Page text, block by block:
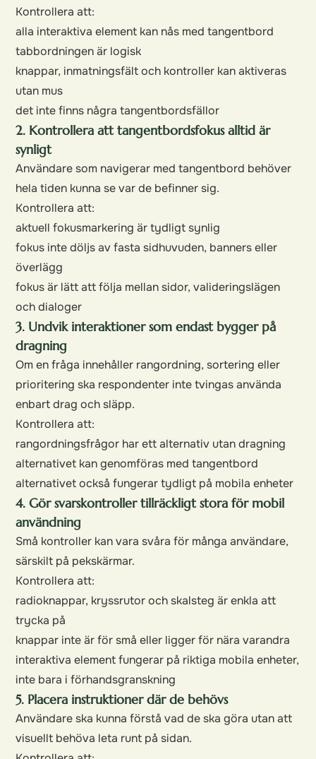
Kontrollera att:
alla interaktiva element kan nås med tangentbord
tabbordningen är logisk
knappar, inmatningsfält och kontroller kan aktiveras
utan mus
det inte finns några tangentbordsfällor
2. Kontrollera att tangentbordsfokus alltid är
synligt
Användare som navigerar med tangentbord behöver
hela tiden kunna se var de befinner sig.
Kontrollera att:
aktuell fokusmarkering är tydligt synlig
fokus inte döljs av fasta sidhuvuden, banners eller
överlägg
fokus är lätt att följa mellan sidor, valideringslägen
och dialoger
3. Undvik interaktioner som endast bygger på
dragning
Om en fråga innehåller rangordning, sortering eller
prioritering ska respondenter inte tvingas använda
enbart drag och släpp.
Kontrollera att:
rangordningsfrågor har ett alternativ utan dragning
alternativet kan genomföras med tangentbord
alternativet också fungerar tydligt på mobila enheter
4. Gör svarskontroller tillräckligt stora för mobil
användning
Små kontroller kan vara svåra för många användare,
särskilt på pekskärmar.
Kontrollera att:
radioknappar, kryssrutor och skalsteg är enkla att
trycka på
knappar inte är för små eller ligger för nära varandra
interaktiva element fungerar på riktiga mobila enheter,
inte bara i förhandsgranskning
5. Placera instruktioner där de behövs
Användare ska kunna förstå vad de ska göra utan att
visuellt behöva leta runt på sidan.